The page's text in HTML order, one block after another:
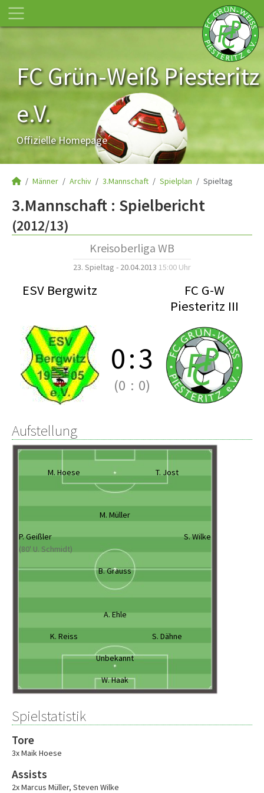
FC Grün-Weiß Piesteritz
e.V.
Offizielle Homepage
Männer Archiv 3.Mannschaft Spielplan Spieltag
3.Mannschaft : Spielbericht
(2012/13)
Kreisoberliga WB
23. Spieltag - 20.04.2013 15:00 Uhr
ESV Bergwitz
FC G-W
Piesteritz III
0:3
(0 : 0)
Aufstellung
M. Hoese T. Jost
M. Müller
P. Geißler
(80' U. Schmidt)
S. Wilke
B. Grauss
A. Ehle
K. Reiss S. Dähne
Unbekannt
W. Haak
Spielstatistik
Tore
3x Maik Hoese
Assists
2x Marcus Müller, Steven Wilke